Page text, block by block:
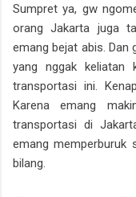
Sumpret ya, gw
orang Jakarta juga
emang bejat abis. Dan
yang nggak keliatan
transportasi ini.
Karena emang
transportasi di
emang memperburuk
bilang.